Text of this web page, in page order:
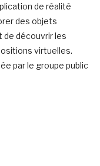
de réalité
des objets
de découvrir les
virtuelles.
par le groupe public